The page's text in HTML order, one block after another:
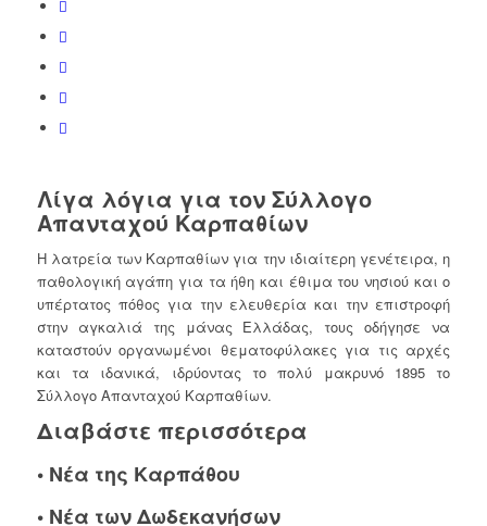
Λίγα λόγια για τον Σύλλογο
Απανταχού Καρπαθίων
Η λατρεία των Καρπαθίων για την ιδιαίτερη γενέτειρα, η
παθολογική αγάπη για τα ήθη και έθιμα του νησιού και ο
υπέρτατος πόθος για την ελευθερία και την επιστροφή
στην αγκαλιά της μάνας Ελλάδας, τους οδήγησε να
καταστούν οργανωμένοι θεματοφύλακες για τις αρχές
και τα ιδανικά, ιδρύοντας το πολύ μακρυνό 1895 το
Σύλλογο Απανταχού Καρπαθίων.
Διαβάστε περισσότερα
• Νέα της Καρπάθου
• Νέα των Δωδεκανήσων